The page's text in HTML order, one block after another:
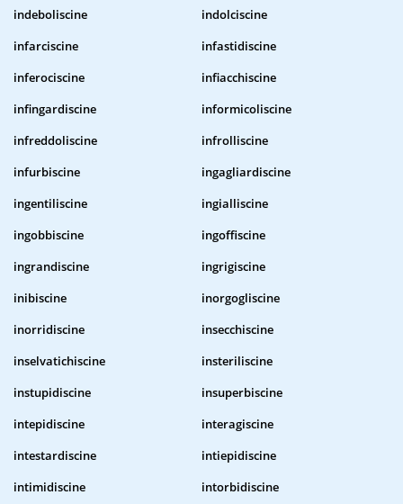
indeboliscine
indolciscine
infarciscine
infastidiscine
inferociscine
infiacchiscine
infingardiscine
informicoliscine
infreddoliscine
infrolliscine
infurbiscine
ingagliardiscine
ingentiliscine
ingialliscine
ingobbiscine
ingoffiscine
ingrandiscine
ingrigiscine
inibiscine
inorgogliscine
inorridiscine
insecchiscine
inselvatichiscine
insteriliscine
instupidiscine
insuperbiscine
intepidiscine
interagiscine
intestardiscine
intiepidiscine
intimidiscine
intorbidiscine